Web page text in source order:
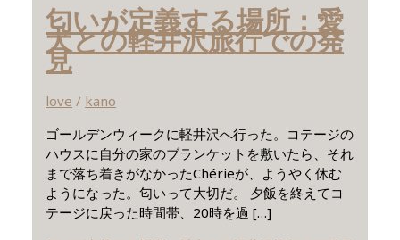
匂いが定義する場所：愛
犬との軽井沢旅行での発
見
love / kano
ゴールデンウィークに軽井沢へ行った。コテージの
ハウスに自分の家のブランケットを敷いたら、それ
まで落ち着きがなかったChérieが、ようやく休む
ようになった。匂いって大切だ。 夕飯を終えてコ
テージに戻った時間帯、20時を過 […]